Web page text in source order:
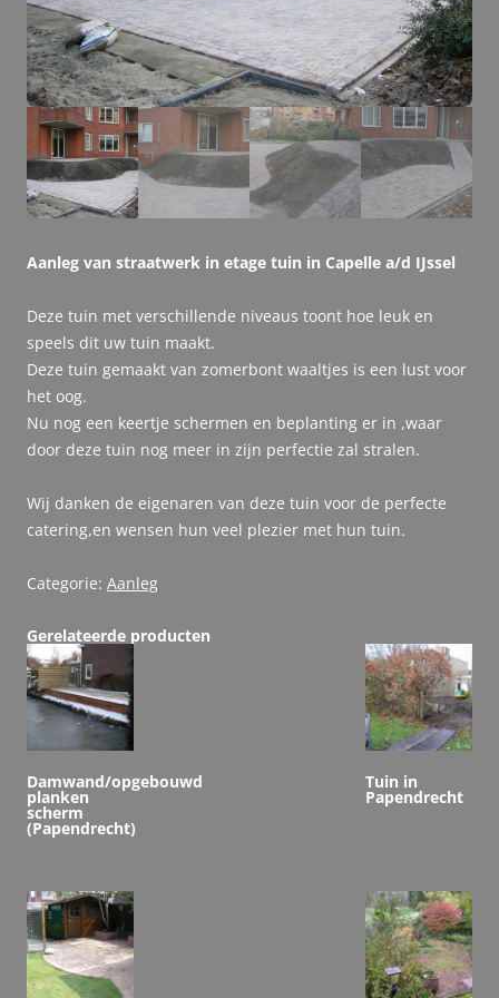
Aanleg van straatwerk in etage tuin in Capelle a/d IJssel
Deze tuin met verschillende niveaus toont hoe leuk en
speels dit uw tuin maakt.
Deze tuin gemaakt van zomerbont waaltjes is een lust voor
het oog.
Nu nog een keertje schermen en beplanting er in ,waar
door deze tuin nog meer in zijn perfectie zal stralen.
Wij danken de eigenaren van deze tuin voor de perfecte
catering,en wensen hun veel plezier met hun tuin.
Categorie: Aanleg
Gerelateerde producten
Damwand/opgebouwd
planken
scherm
(Papendrecht)
Tuin in
Papendrecht